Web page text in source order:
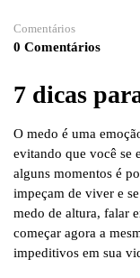
Comentários
0 Comentários
7 dicas
O medo é uma
evitando que você se
alguns momentos é
impeçam de viver e
medo de altura, falar
começar agora a
impeditivos em sua